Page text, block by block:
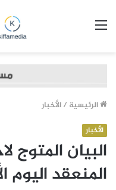
الرئيسية /الأخبار
الأخبار
البيان المتوج
المنعقد اليوم